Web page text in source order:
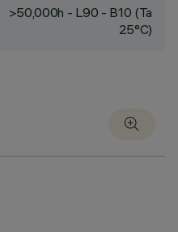
>50,000h - L90 - B10 (Ta
25°C)